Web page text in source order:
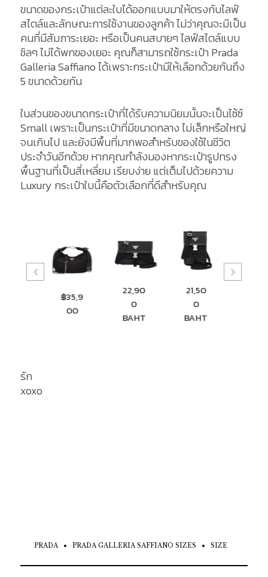
ขนาดของกระเป๋าแต่ละใบได้ออกแบบมาให้ตรงกับไลฟ์
สไตล์และลักษณะการใช้งานของลูกค้า ไม่ว่าคุณจะมีเป็น
คนที่มีสัมภาระเยอะ หรือเป็นคนสบายๆ ไลฟ์สไตล์แบบ
ชิลๆ ไม่ได้พกของเยอะ คุณก็สามารถใช้กระเป๋า Prada
Galleria Saffiano ได้เพราะกระเป๋ามีให้เลือกด้วยกันถึง
5 ขนาดด้วยกัน
ในส่วนของขนาดกระเป๋าที่ได้รับความนิยมนั้นจะเป็นไซ้ซ์
Small เพราะเป็นกระเป๋าที่มีขนาดกลาง ไม่เล็กหรือใหญ่
จนเกินไป และยังมีพื้นที่มากพอสำหรับของใช้ในชีวิต
ประจำวันอีกด้วย หากคุณกำลังมองหากระเป๋ารูปทรง
พื้นฐานที่เป็นสี่เหลี่ยม เรียบง่าย แต่เต็มไปด้วยความ
Luxury กระเป๋าใบนี้คือตัวเลือกที่ดีสำหรับคุณ
฿35,9
00
22,90
0
BAHT
21,50
0
BAHT
รัก
xoxo
PRADA PRADA GALLERIA SAFFIANO SIZES SIZE